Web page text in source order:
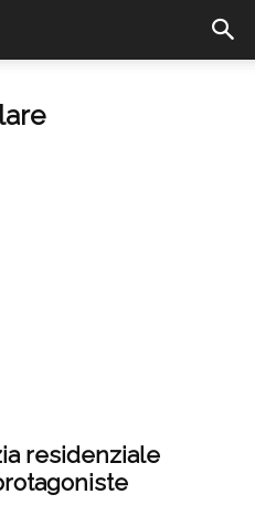
residenziale